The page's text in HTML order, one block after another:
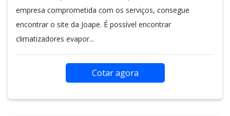
empresa comprometida com os serviços, consegue
encontrar o site da Joape. É possível encontrar
climatizadores evapor...
Cotar agora